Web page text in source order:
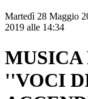
Martedì 28 Maggio
2019 alle 14:34
MUSICA
''VOCI